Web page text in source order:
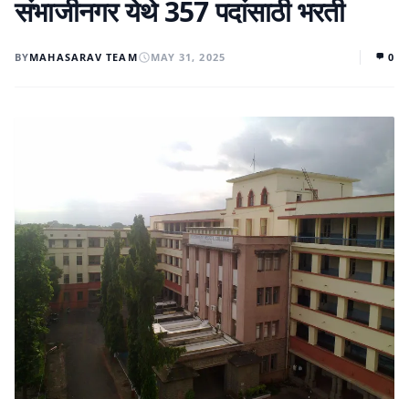
संभाजीनगर येथे 357 पदांसाठी भरती
BYMAHASARAV TEAM MAY 31, 2025 0